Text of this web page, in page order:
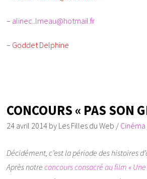
– alinec..lmeau@hotmail.fr
– Goddet Delphine
CONCOURS « PAS SON
24 avril 2014 by Les Filles du Web / Cinéma
Décidément, c’est la période des histoires
Après notreconcours consacré au film «